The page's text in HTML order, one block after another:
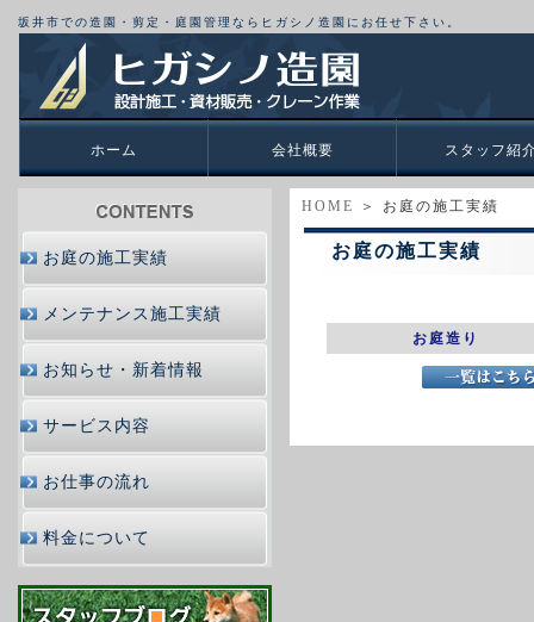
坂井市での造園・剪定・庭園管理ならヒガシノ造園にお任せ下さい。
ホーム 会社概要 スタッフ紹
HOME ＞ お庭の施工実績
お庭の施工実績
お庭造り
お庭の施工実績
メンテナンス施工実績
お知らせ・新着情報
サービス内容
お仕事の流れ
料金について